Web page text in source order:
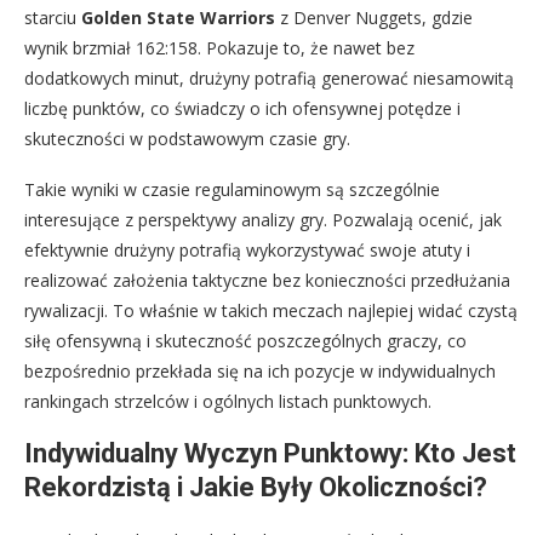
starciu Golden State Warriors z Denver Nuggets, gdzie
wynik brzmiał 162:158. Pokazuje to, że nawet bez
dodatkowych minut, drużyny potrafią generować niesamowitą
liczbę punktów, co świadczy o ich ofensywnej potędze i
skuteczności w podstawowym czasie gry.
Takie wyniki w czasie regulaminowym są szczególnie
interesujące z perspektywy analizy gry. Pozwalają ocenić, jak
efektywnie drużyny potrafią wykorzystywać swoje atuty i
realizować założenia taktyczne bez konieczności przedłużania
rywalizacji. To właśnie w takich meczach najlepiej widać czystą
siłę ofensywną i skuteczność poszczególnych graczy, co
bezpośrednio przekłada się na ich pozycje w indywidualnych
rankingach strzelców i ogólnych listach punktowych.
Indywidualny Wyczyn Punktowy: Kto Jest
Rekordzistą i Jakie Były Okoliczności?